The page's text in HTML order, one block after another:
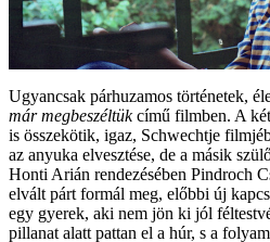
Ugyancsak párhuzamos történetek,
már megbeszéltükcímű filmben. A két
is összekötik, igaz, Schwechtje
az anyuka elvesztése, de a másik
Honti Arián rendezésében Pindroch
elvált párt formál meg, előbbi új
egy gyerek, aki nem jön ki jól
pillanat alatt pattan el a húr, s a